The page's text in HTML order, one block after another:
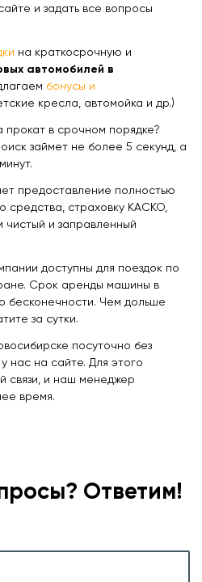
и задать все вопросы
на краткосрочную и
автомобилей в
бонусы и
кресла, автомойка и др.)
прокат в срочном порядке?
займет не более 5 секунд, а
предоставление полностью
средства, страховку КАСКО,
и заправленный
доступны для поездок по
Срок аренды машины в
бесконечности. Чем дольше
за сутки.
посуточно без
нас на сайте. Для этого
связи, и наш менеджер
время.
Ответим!